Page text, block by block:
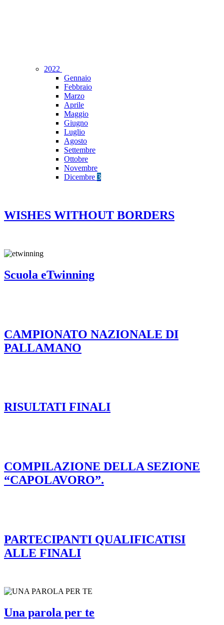
2022
Gennaio
Febbraio
Marzo
Aprile
Maggio
Giugno
Luglio
Agosto
Settembre
Ottobre
Novembre
Dicembre 3
WISHES WITHOUT BORDERS
Scuola eTwinning
CAMPIONATO NAZIONALE DI
PALLAMANO
RISULTATI FINALI
COMPILAZIONE DELLA SEZIONE
“CAPOLAVORO”.
PARTECIPANTI QUALIFICATISI
ALLE FINALI
Una parola per te